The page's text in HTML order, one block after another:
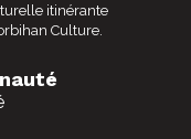
itinérante
Culture.